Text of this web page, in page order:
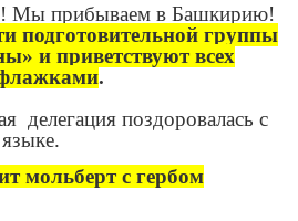
Мы прибываем в Башкирию!
подготовительной группы
и приветствуют всех
.
делегация поздоровалась с
мольберт с гербом